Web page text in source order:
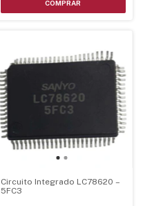
Circuito Integrado LC78620 –
5FC3